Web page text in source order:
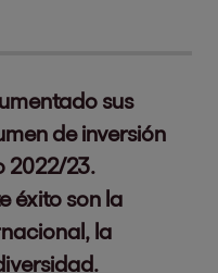
sus
de inversión
2022/23.
éxito son la
la